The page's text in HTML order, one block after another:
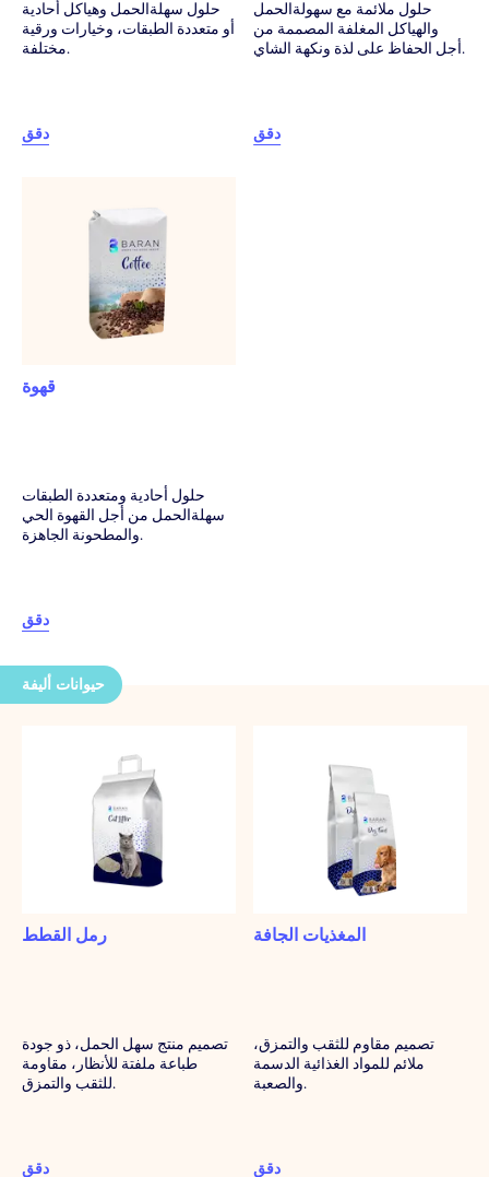
حلول سهلةالحمل وهياكل أحادية
أو متعددة الطبقات، وخيارات ورقية
مختلفة.
دقق
حلول ملائمة مع سهولةالحمل
والهياكل المغلفة المصممة من
أجل الحفاظ على لذة ونكهة الشاي.
دقق
قهوة
حلول أحادية ومتعددة الطبقات
سهلةالحمل من أجل القهوة الحي
والمطحونة الجاهزة.
دقق
حيوانات أليفة
رمل القطط
تصميم منتج سهل الحمل، ذو جودة
طباعة ملفتة للأنظار، مقاومة
للثقب والتمزق.
دقق
المغذيات الجافة
تصميم مقاوم للثقب والتمزق،
ملائم للمواد الغذائية الدسمة
والصعبة.
دقق